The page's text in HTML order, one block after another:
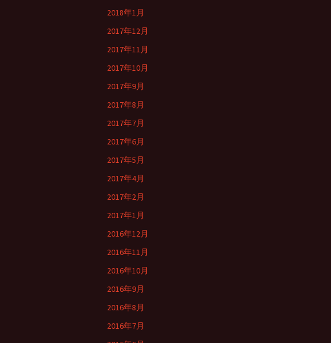
2018年1月
2017年12月
2017年11月
2017年10月
2017年9月
2017年8月
2017年7月
2017年6月
2017年5月
2017年4月
2017年2月
2017年1月
2016年12月
2016年11月
2016年10月
2016年9月
2016年8月
2016年7月